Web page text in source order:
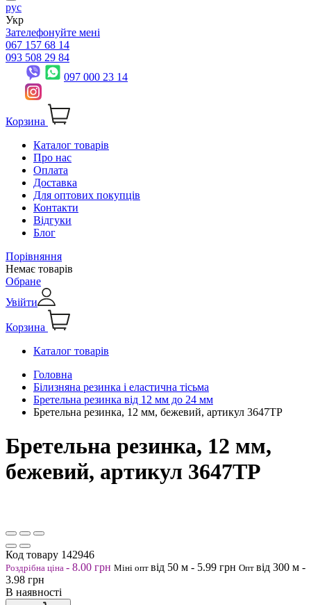
рус
Укр
Зателефонуйте мені
067 157 68 14
093 508 29 84
097 000 23 14
Корзина
Каталог товарів
Про нас
Оплата
Доставка
Для оптових покупців
Контакти
Відгуки
Блог
Порівняння
Немає товарів
Обране
Увійти
Корзина
Каталог товарів
Головна
Білизняна резинка і еластична тісьма
Бретельна резинка від 12 мм до 24 мм
Бретельна резинка, 12 мм, бежевий, артикул 3647ТР
Бретельна резинка, 12 мм,
бежевий, артикул 3647ТР
Код товару 142946
Роздрібна ціна - 8.00 грн Міні опт від 50 м - 5.99 грн Опт від 300 м -
3.98 грн
В наявності